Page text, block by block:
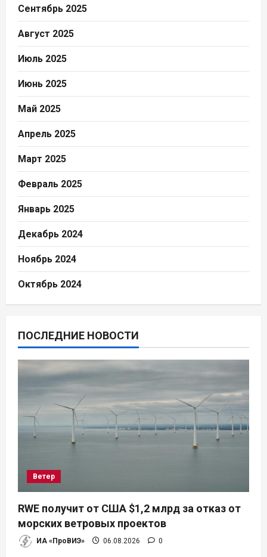
Сентябрь 2025
Август 2025
Июль 2025
Июнь 2025
Май 2025
Апрель 2025
Март 2025
Февраль 2025
Январь 2025
Декабрь 2024
Ноябрь 2024
Октябрь 2024
ПОСЛЕДНИЕ НОВОСТИ
Ветер
RWE получит от США $1,2 млрд за отказ от
морских ветровых проектов
ИА «ПроВИЭ» 06.08.2026 0